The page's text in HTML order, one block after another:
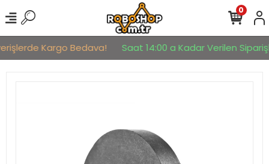
Kargo Bedava! Saat 14:00 a Kadar Verilen
0